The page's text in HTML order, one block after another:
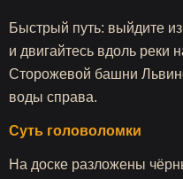
Быстрый путь: выйдите
и двигайтесь вдоль реки
Сторожевой башни
воды справа.
Суть головоломки
На доске разложены